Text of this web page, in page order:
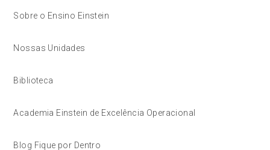
Sobre o Ensino Einstein
Nossas Unidades
Biblioteca
Academia Einstein de Excelência Operacional
Blog Fique por Dentro